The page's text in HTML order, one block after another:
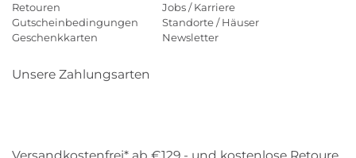
Retouren
Gutscheinbedingungen
Geschenkkarten
Jobs / Karriere
Standorte / Häuser
Newsletter
Unsere Zahlungsarten